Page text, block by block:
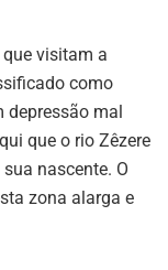
visitam a
como
mal
que o rio Zêzere
nascente. O
zona alarga e